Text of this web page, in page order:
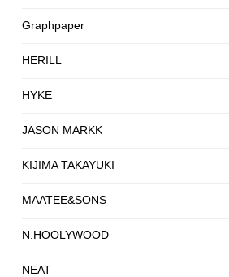
Graphpaper
HERILL
HYKE
JASON MARKK
KIJIMA TAKAYUKI
MAATEE&SONS
N.HOOLYWOOD
NEAT